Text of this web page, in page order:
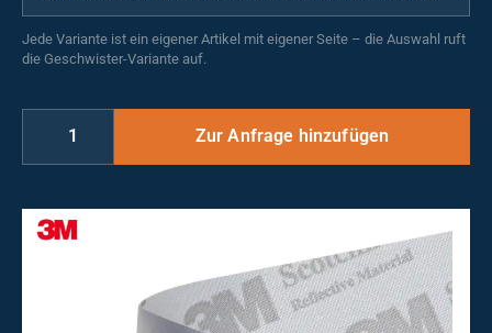
Jede Variante ist ein eigener Artikel mit eigener Seite – die Auswahl ruft
die Geschwister-Variante auf.